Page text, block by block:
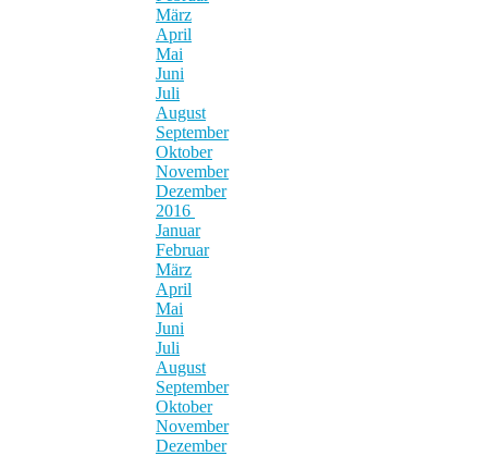
März
April
Mai
Juni
Juli
August
September
Oktober
November
Dezember
2016
Januar
Februar
März
April
Mai
Juni
Juli
August
September
Oktober
November
Dezember